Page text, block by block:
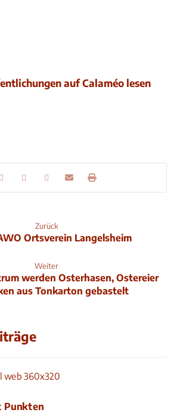
auf Calaméo lesen
Zurück
Ortsverein Langelsheim
Weiter
werden Osterhasen, Ostereier
aus Tonkarton gebastelt
Punkten